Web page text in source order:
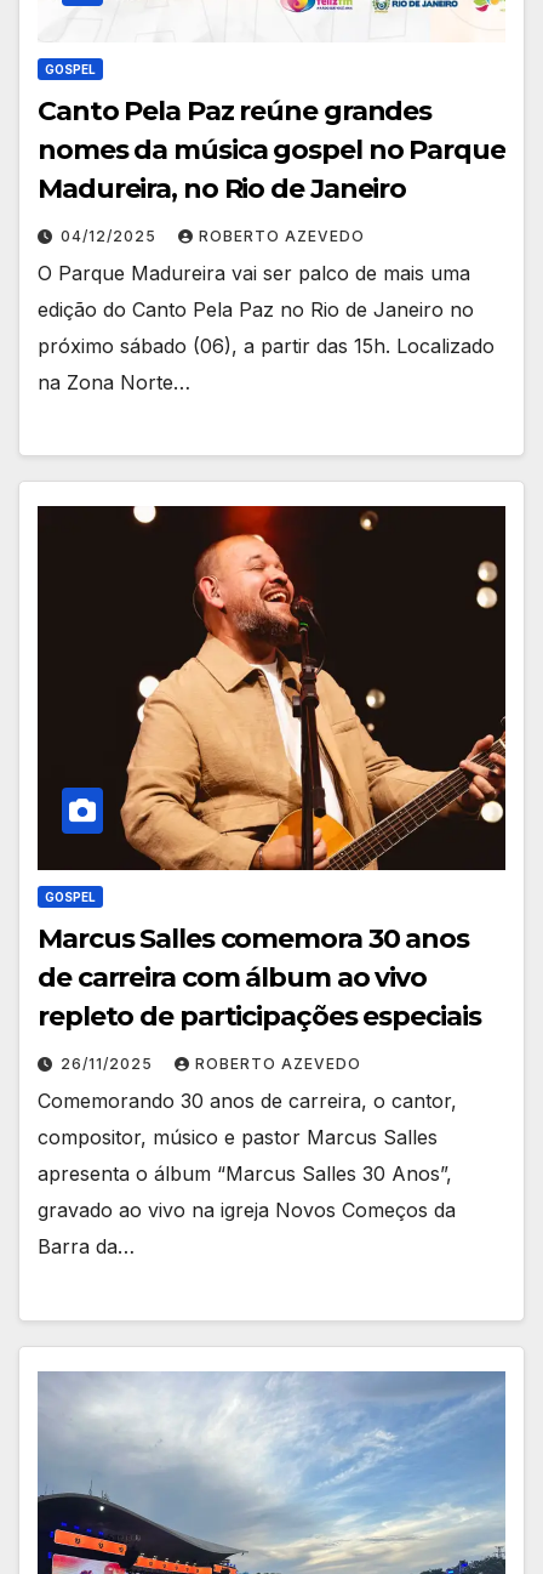
GOSPEL
Canto Pela Paz reúne grandes
nomes da música gospel no Parque
Madureira, no Rio de Janeiro
04/12/2025 ROBERTO AZEVEDO
O Parque Madureira vai ser palco de mais uma
edição do Canto Pela Paz no Rio de Janeiro no
próximo sábado (06), a partir das 15h. Localizado
na Zona Norte…
GOSPEL
Marcus Salles comemora 30 anos
de carreira com álbum ao vivo
repleto de participações especiais
26/11/2025 ROBERTO AZEVEDO
Comemorando 30 anos de carreira, o cantor,
compositor, músico e pastor Marcus Salles
apresenta o álbum “Marcus Salles 30 Anos”,
gravado ao vivo na igreja Novos Começos da
Barra da…